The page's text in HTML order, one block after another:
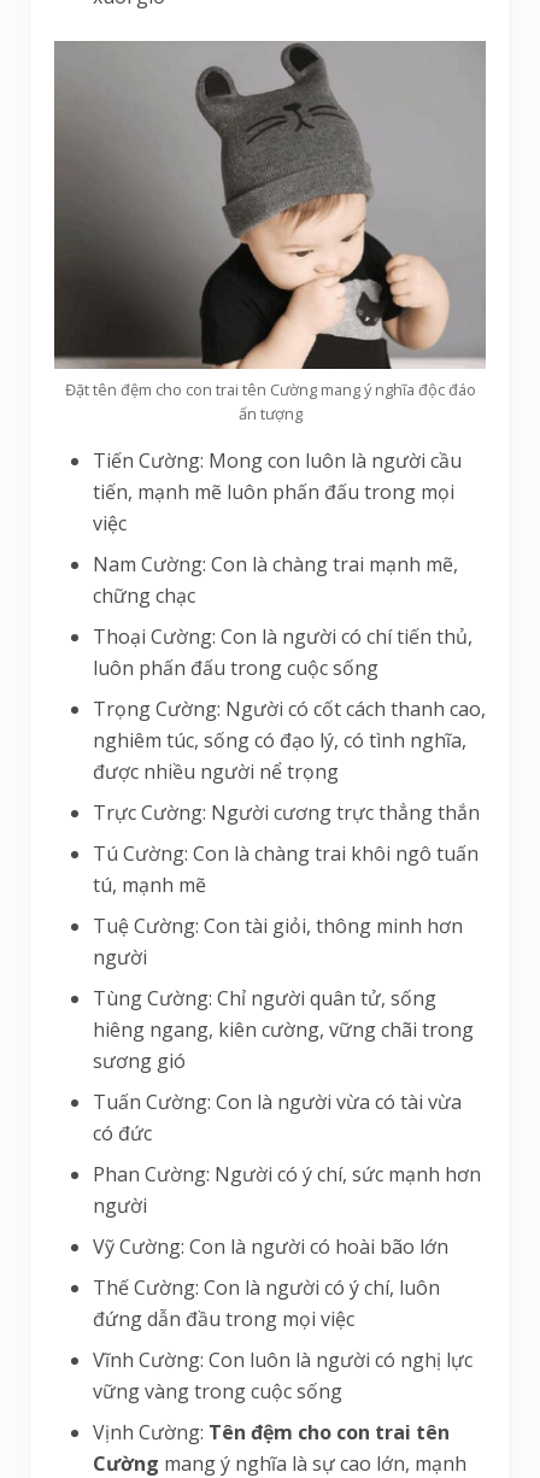
Đặt tên đệm cho con trai tên Cường mang ý nghĩa độc đáo
ấn tượng
Tiến Cường: Mong con luôn là người cầu
tiến, mạnh mẽ luôn phấn đấu trong mọi
việc
Nam Cường: Con là chàng trai mạnh mẽ,
chững chạc
Thoại Cường: Con là người có chí tiến thủ,
luôn phấn đấu trong cuộc sống
Trọng Cường: Người có cốt cách thanh cao,
nghiêm túc, sống có đạo lý, có tình nghĩa,
được nhiều người nể trọng
Trực Cường: Người cương trực thẳng thắn
Tú Cường: Con là chàng trai khôi ngô tuấn
tú, mạnh mẽ
Tuệ Cường: Con tài giỏi, thông minh hơn
người
Tùng Cường: Chỉ người quân tử, sống
hiêng ngang, kiên cường, vững chãi trong
sương gió
Tuấn Cường: Con là người vừa có tài vừa
có đức
Phan Cường: Người có ý chí, sức mạnh hơn
người
Vỹ Cường: Con là người có hoài bão lớn
Thế Cường: Con là người có ý chí, luôn
đứng dẫn đầu trong mọi việc
Vĩnh Cường: Con luôn là người có nghị lực
vững vàng trong cuộc sống
Vịnh Cường: Tên đệm cho con trai tên
Cường mang ý nghĩa là sự cao lớn, mạnh